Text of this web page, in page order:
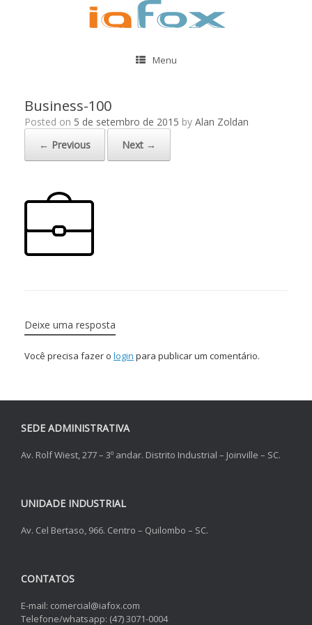
Menu
Business-100
Posted on 5 de setembro de 2015 by Alan Zoldan
← Previous
Next →
Deixe uma resposta
Você precisa fazer o login para publicar um comentário.
SEDE ADMINISTRATIVA
Av. Rolf Wiest, 277 – 3º andar. Distrito Industrial – Joinville – SC.
UNIDADE INDUSTRIAL
Av. Cel Bertaso, 966. Centro – Quilombo – SC.
CONTATOS
E-mail: comercial@iafox.com
Telefone/whatsapp: (47) 3071-0004